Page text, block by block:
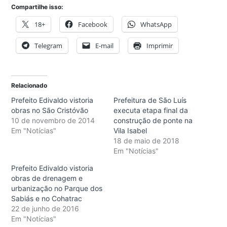
Compartilhe isso:
18+ Facebook WhatsApp
Telegram E-mail Imprimir
Relacionado
Prefeito Edivaldo vistoria
obras no São Cristóvão
10 de novembro de 2014
Em "Notícias"
Prefeitura de São Luís
executa etapa final da
construção de ponte na
Vila Isabel
18 de maio de 2018
Em "Notícias"
Prefeito Edivaldo vistoria
obras de drenagem e
urbanização no Parque dos
Sabiás e no Cohatrac
22 de junho de 2016
Em "Notícias"